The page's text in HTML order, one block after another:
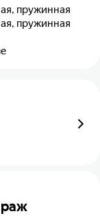
пружинная
пружинная